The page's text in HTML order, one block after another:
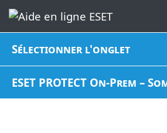
Sélectionner l'onglet
ESET PROTECT On-Prem –